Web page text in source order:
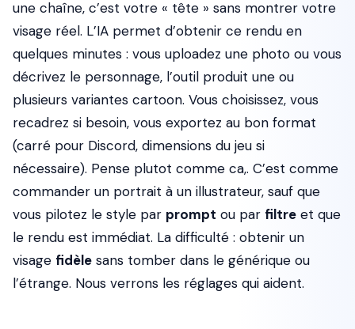
une chaîne, c’est votre « tête » sans montrer votre
visage réel. L’IA permet d’obtenir ce rendu en
quelques minutes : vous uploadez une photo ou vous
décrivez le personnage, l’outil produit une ou
plusieurs variantes cartoon. Vous choisissez, vous
recadrez si besoin, vous exportez au bon format
(carré pour Discord, dimensions du jeu si
nécessaire). Pense plutot comme ca,. C’est comme
commander un portrait à un illustrateur, sauf que
vous pilotez le style par prompt ou par filtre et que
le rendu est immédiat. La difficulté : obtenir un
visage fidèle sans tomber dans le générique ou
l’étrange. Nous verrons les réglages qui aident.